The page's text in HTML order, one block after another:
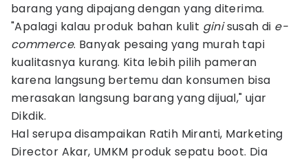
barang yang dipajang dengan yang diterima.
"Apalagi kalau produk bahan kulit ginisusah di e-
commerce. Banyak pesaing yang murah tapi
kualitasnya kurang. Kita lebih pilih pameran
karena langsung bertemu dan konsumen bisa
merasakan langsung barang yang dijual," ujar
Dikdik.
Hal serupa disampaikan Ratih Miranti, Marketing
Director Akar, UMKM produk sepatu boot. Dia